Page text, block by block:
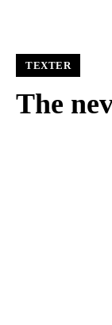
TEXTER
The